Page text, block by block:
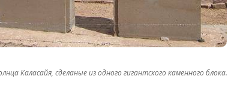
Каласайя, сделаные из одного гигантского каменного блока.